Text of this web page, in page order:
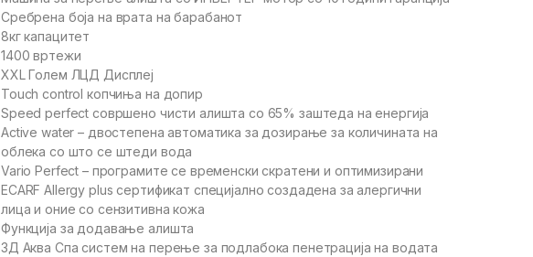
Сребрена боја на врата на барабанот
8кг капацитет
1400 вртежи
XXL Голем ЛЦД Дисплеј
Touch control копчиња на допир
Speed perfect совршено чисти алишта со 65% заштеда на енергија
Active water – двостепена автоматика за дозирање за количината на
облека со што се штеди вода
Vario Perfect – програмите се временски скратени и оптимизирани
ECARF Allergy plus сертификат специјално создадена за алергични
лица и оние со сензитивна кожа
Функција за додавање алишта
3Д Аква Спа систем на перење за подлабока пенетрација на водата